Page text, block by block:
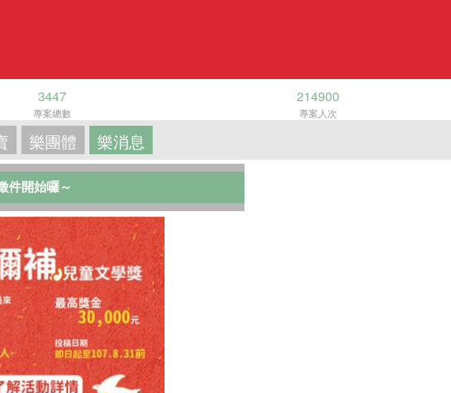
3447
專案總數
214900
專案人次
樂團體 樂消息
件開始囉～